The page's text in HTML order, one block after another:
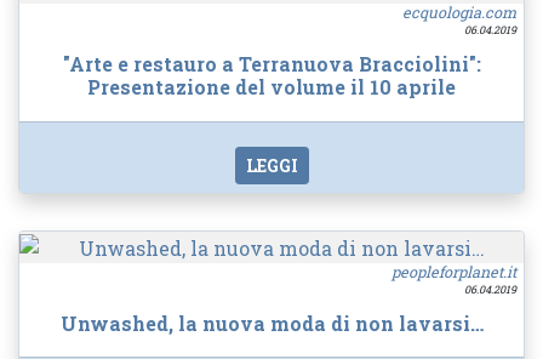
ecquologia.com
06.04.2019
"Arte e restauro a Terranuova Bracciolini":
Presentazione del volume il 10 aprile
LEGGI
peopleforplanet.it
06.04.2019
Unwashed, la nuova moda di non lavarsi…